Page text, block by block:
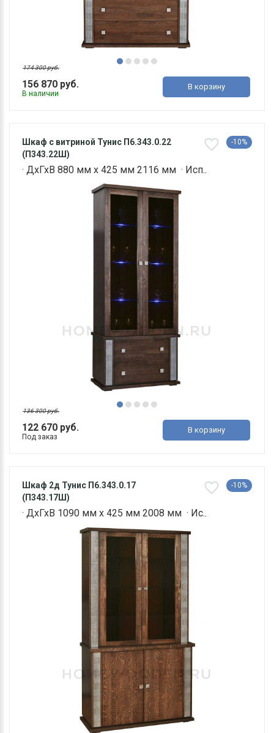
156 870 руб.
174 300 руб.
В наличии
В корзину
Шкаф с витриной Тунис П6.343.0.22
(П343.22Ш)
-10%
· ДхГхВ 880 мм х 425 мм 2116 мм · Исп..
122 670 руб.
136 300 руб.
Под заказ
В корзину
Шкаф 2д Тунис П6.343.0.17
(П343.17Ш)
-10%
· ДхГхВ 1090 мм х 425 мм 2008 мм · Ис..